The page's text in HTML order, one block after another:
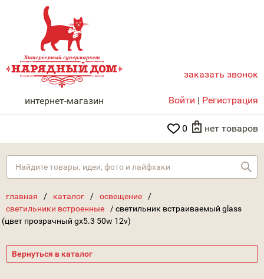
НАРЯДНЫЙ ДОМ
интернет-магазин
заказать звонок
Войти | Регистрация
0 нет товаров
главная / каталог / освещение
/
светильники встроенные
/светильник встраиваемый glass
(цвет прозрачный gx5.3 50w 12v)
Вернуться в каталог